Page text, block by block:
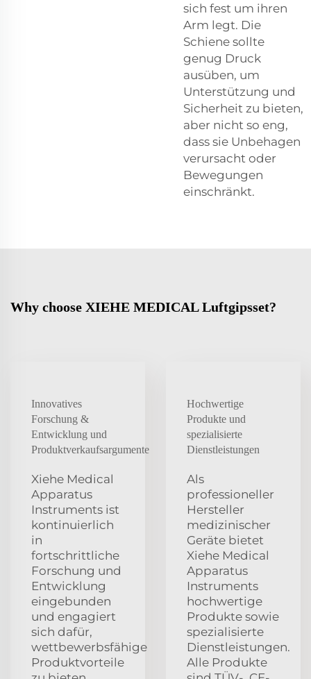
sich fest um ihren
Arm legt. Die
Schiene sollte
genug Druck
ausüben, um
Unterstützung und
Sicherheit zu bieten,
aber nicht so eng,
dass sie Unbehagen
verursacht oder
Bewegungen
einschränkt.
Why choose XIEHE MEDICAL Luftgipsset?
Innovatives
Forschung &
Entwicklung und
Produktverkaufsargumente
Xiehe Medical
Apparatus
Instruments ist
kontinuierlich
in
fortschrittliche
Forschung und
Entwicklung
eingebunden
und engagiert
sich dafür,
wettbewerbsfähige
Produktvorteile
Hochwertige
Produkte und
spezialisierte
Dienstleistungen
Als
professioneller
Hersteller
medizinischer
Geräte bietet
Xiehe Medical
Apparatus
Instruments
hochwertige
Produkte sowie
spezialisierte
Dienstleistungen.
Alle Produkte